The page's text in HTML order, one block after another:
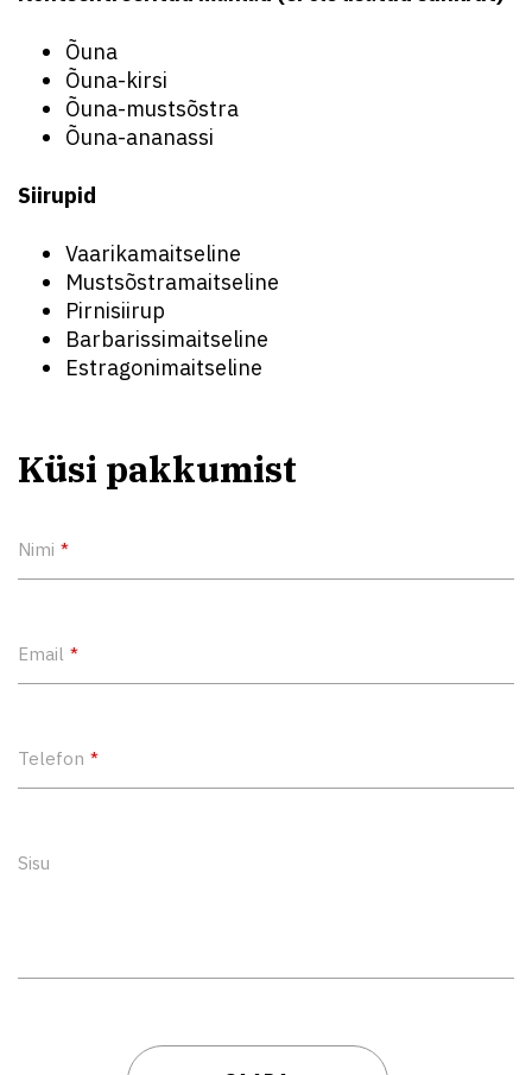
Õuna
Õuna-kirsi
Õuna-mustsõstra
Õuna-ananassi
Siirupid
Vaarikamaitseline
Mustsõstramaitseline
Pirnisiirup
Barbarissimaitseline
Estragonimaitseline
Küsi pakkumist
Nimi
Email
Telefon
Sisu